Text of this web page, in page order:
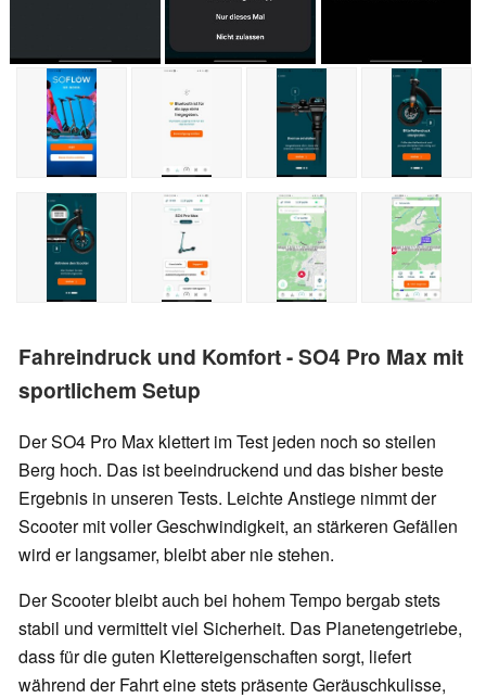
Fahreindruck und Komfort - SO4 Pro Max mit
sportlichem Setup
Der SO4 Pro Max klettert im Test jeden noch so steilen
Berg hoch. Das ist beeindruckend und das bisher beste
Ergebnis in unseren Tests. Leichte Anstiege nimmt der
Scooter mit voller Geschwindigkeit, an stärkeren Gefällen
wird er langsamer, bleibt aber nie stehen.
Der Scooter bleibt auch bei hohem Tempo bergab stets
stabil und vermittelt viel Sicherheit. Das Planetengetriebe,
dass für die guten Klettereigenschaften sorgt, liefert
während der Fahrt eine stets präsente Geräuschkulisse,